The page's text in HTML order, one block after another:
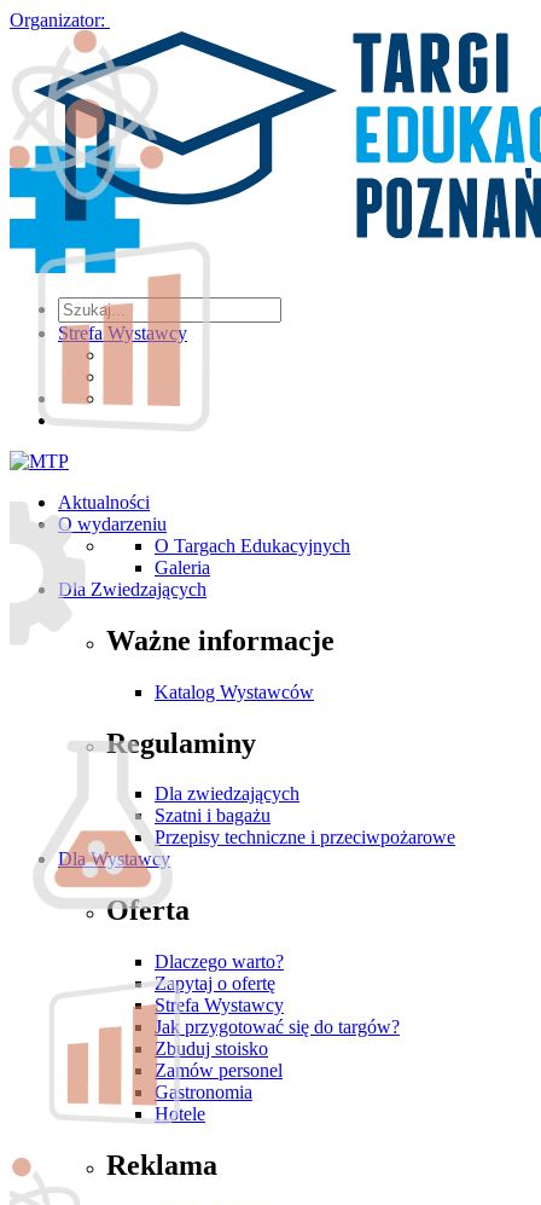
Organizator:
Strefa Wystawcy
Aktualności
O wydarzeniu
O Targach Edukacyjnych
Galeria
Dla Zwiedzających
Ważne informacje
Katalog Wystawców
Regulaminy
Dla zwiedzających
Szatni i bagażu
Przepisy techniczne i przeciwpożarowe
Dla Wystawcy
Oferta
Dlaczego warto?
Zapytaj o ofertę
Strefa Wystawcy
Jak przygotować się do targów?
Zbuduj stoisko
Zamów personel
Gastronomia
Hotele
Reklama